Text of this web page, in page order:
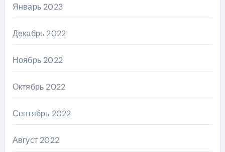
Январь 2023
Декабрь 2022
Ноябрь 2022
Октябрь 2022
Сентябрь 2022
Август 2022